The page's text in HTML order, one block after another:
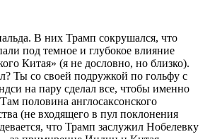
В них Трамп сокрушался, что
под темное и глубокое влияние
Китая» (я не дословно, но близко).
Ты со своей подружкой по гольфу с
на пару сделал все, чтобы именно
половина англосаксонского
(не входящего в пул поклонения
что Трамп заслужил Нобелевку